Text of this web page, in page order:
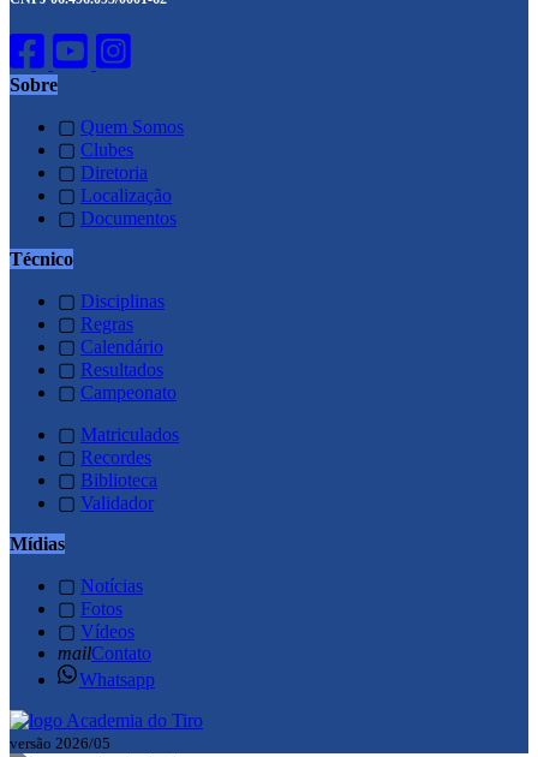
Sobre
▢ Quem Somos
▢ Clubes
▢ Diretoria
▢ Localização
▢ Documentos
Técnico
▢ Disciplinas
▢ Regras
▢ Calendário
▢ Resultados
▢ Campeonato
▢ Matriculados
▢ Recordes
▢ Biblioteca
▢ Validador
Mídias
▢ Notícias
▢ Fotos
▢ Vídeos
mailContato
Whatsapp
versão 2026/05